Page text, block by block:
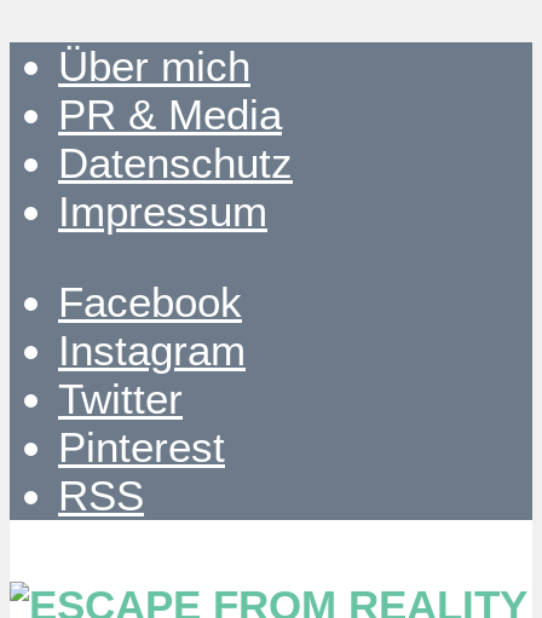
Über mich
PR & Media
Datenschutz
Impressum
Facebook
Instagram
Twitter
Pinterest
RSS